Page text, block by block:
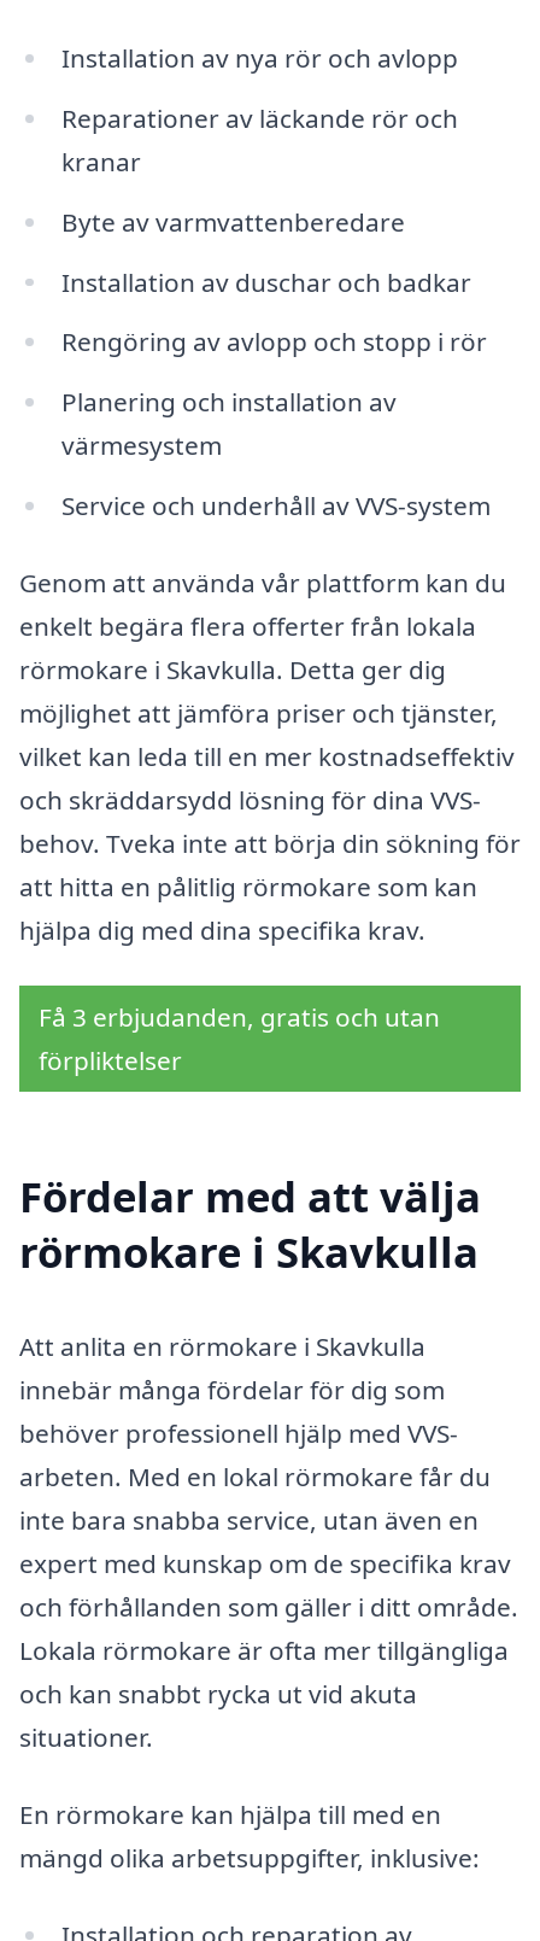
Installation av nya rör och avlopp
Reparationer av läckande rör och
kranar
Byte av varmvattenberedare
Installation av duschar och badkar
Rengöring av avlopp och stopp i rör
Planering och installation av
värmesystem
Service och underhåll av VVS-system
Genom att använda vår plattform kan du
enkelt begära flera offerter från lokala
rörmokare i Skavkulla. Detta ger dig
möjlighet att jämföra priser och tjänster,
vilket kan leda till en mer kostnadseffektiv
och skräddarsydd lösning för dina VVS-
behov. Tveka inte att börja din sökning för
att hitta en pålitlig rörmokare som kan
hjälpa dig med dina specifika krav.
Få 3 erbjudanden, gratis och utan
förpliktelser
Fördelar med att välja
rörmokare i Skavkulla
Att anlita en rörmokare i Skavkulla
innebär många fördelar för dig som
behöver professionell hjälp med VVS-
arbeten. Med en lokal rörmokare får du
inte bara snabba service, utan även en
expert med kunskap om de specifika krav
och förhållanden som gäller i ditt område.
Lokala rörmokare är ofta mer tillgängliga
och kan snabbt rycka ut vid akuta
situationer.
En rörmokare kan hjälpa till med en
mängd olika arbetsuppgifter, inklusive: